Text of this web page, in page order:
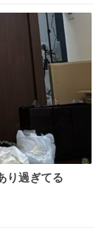
り過ぎてる